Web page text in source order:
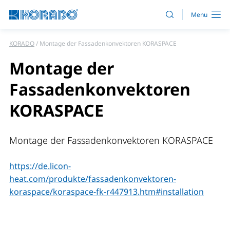
KORADO Montage der Fassadenkonvektoren KORASPACE
Montage der
Fassadenkonvektoren
KORASPACE
Montage der Fassadenkonvektoren KORASPACE
https://de.licon-
heat.com/produkte/fassadenkonvektoren-
koraspace/koraspace-fk-r447913.htm#installation